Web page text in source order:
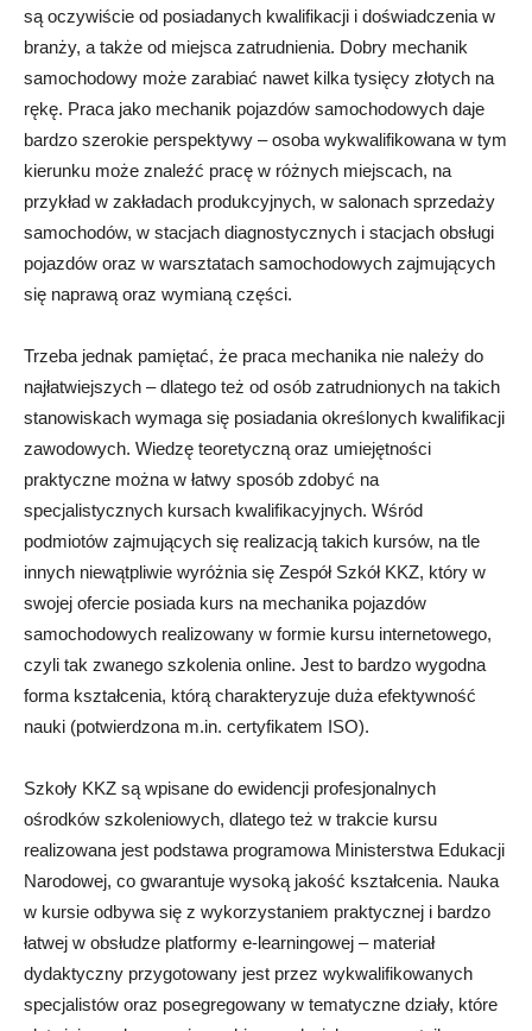
są oczywiście od posiadanych kwalifikacji i doświadczenia w
branży, a także od miejsca zatrudnienia. Dobry mechanik
samochodowy może zarabiać nawet kilka tysięcy złotych na
rękę. Praca jako mechanik pojazdów samochodowych daje
bardzo szerokie perspektywy – osoba wykwalifikowana w tym
kierunku może znaleźć pracę w różnych miejscach, na
przykład w zakładach produkcyjnych, w salonach sprzedaży
samochodów, w stacjach diagnostycznych i stacjach obsługi
pojazdów oraz w warsztatach samochodowych zajmujących
się naprawą oraz wymianą części.
Trzeba jednak pamiętać, że praca mechanika nie należy do
najłatwiejszych – dlatego też od osób zatrudnionych na takich
stanowiskach wymaga się posiadania określonych kwalifikacji
zawodowych. Wiedzę teoretyczną oraz umiejętności
praktyczne można w łatwy sposób zdobyć na
specjalistycznych kursach kwalifikacyjnych. Wśród
podmiotów zajmujących się realizacją takich kursów, na tle
innych niewątpliwie wyróżnia się Zespół Szkół KKZ, który w
swojej ofercie posiada kurs na mechanika pojazdów
samochodowych realizowany w formie kursu internetowego,
czyli tak zwanego szkolenia online. Jest to bardzo wygodna
forma kształcenia, którą charakteryzuje duża efektywność
nauki (potwierdzona m.in. certyfikatem ISO).
Szkoły KKZ są wpisane do ewidencji profesjonalnych
ośrodków szkoleniowych, dlatego też w trakcie kursu
realizowana jest podstawa programowa Ministerstwa Edukacji
Narodowej, co gwarantuje wysoką jakość kształcenia. Nauka
w kursie odbywa się z wykorzystaniem praktycznej i bardzo
łatwej w obsłudze platformy e-learningowej – materiał
dydaktyczny przygotowany jest przez wykwalifikowanych
specjalistów oraz posegregowany w tematyczne działy, które